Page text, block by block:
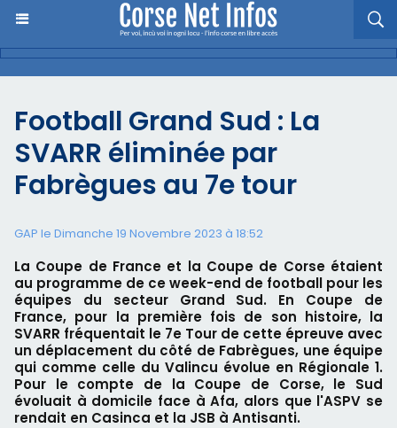
Football Grand Sud : La
SVARR éliminée par
Fabrègues au 7e tour
GAP le Dimanche 19 Novembre 2023 à 18:52
La Coupe de France et la Coupe de Corse étaient
au programme de ce week-end de football pour les
équipes du secteur Grand Sud. En Coupe de
France, pour la première fois de son histoire, la
SVARR fréquentait le 7e Tour de cette épreuve avec
un déplacement du côté de Fabrègues, une équipe
qui comme celle du Valincu évolue en Régionale 1.
Pour le compte de la Coupe de Corse, le Sud
évoluait à domicile face à Afa, alors que l'ASPV se
rendait en Casinca et la JSB à Antisanti.